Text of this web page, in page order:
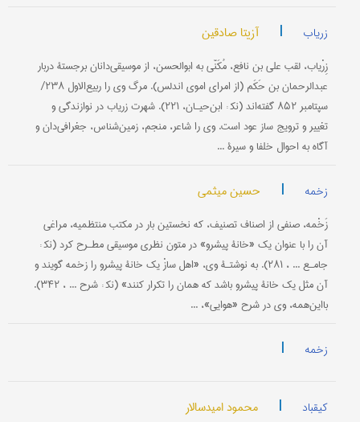
زریاب | آزیتا صادقین
زِرْیاب، لقب علی بن نافع، مُکَنّى به ابوالحسن، از موسیقی‌دانان برجستۀ دربار
عبدالرحمان بن حَکَم (از امرای اموی اندلس). مرگ وی را ربیع‌الاول ۲۳۸/
سپتامبر ۸۵۲ گفته‌اند (نک‍ : ابن‌حیـان، ۲۲۱). شهرت زریاب در نوازندگی و
تغییر و ترویج ساز عود است. وی را شاعر، منجم، زمین‌شناس، جغرافی‌دان و
آگاه به احوال خلفا و سیرۀ ...
زخمه | حسین میثمی
زَخْمه، صنفی از اصناف تصنیف، که نخستین ‌بار در مکتب منتظمیه، مراغی
آن را با عنوان یک «خانۀ پیشرو» در متون نظری موسیقی مطـرح کرد (نک‍ :
جامـع ... ، ۲۸۱). به نوشتـۀ وی، «اهل سازْ یک خانۀ پیشرو را زخمه گویند و
آن مثل یک خانۀ پیشرو باشد که همان را تکرار کنند» (نک‍ : شرح ... ، ۳۴۲).
با‌این‌همه، وی در شرح «هوایی»، ...
زخمه |
کیقباد | محمود امیدسالار